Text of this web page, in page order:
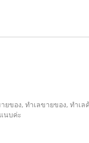
ของ, ทําเลขายของ, ทำเ
นบค่ะ